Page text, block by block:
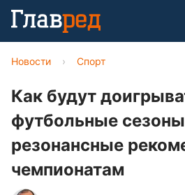
Новости › Спорт
Как будут
футбольные
резонансные
чемпионатам